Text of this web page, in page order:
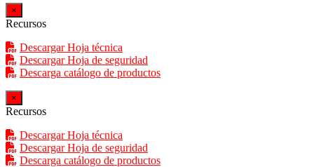
×
Recursos
Descargar Hoja técnica
Descargar Hoja de seguridad
Descarga catálogo de productos
×
Recursos
Descargar Hoja técnica
Descargar Hoja de seguridad
Descarga catálogo de productos